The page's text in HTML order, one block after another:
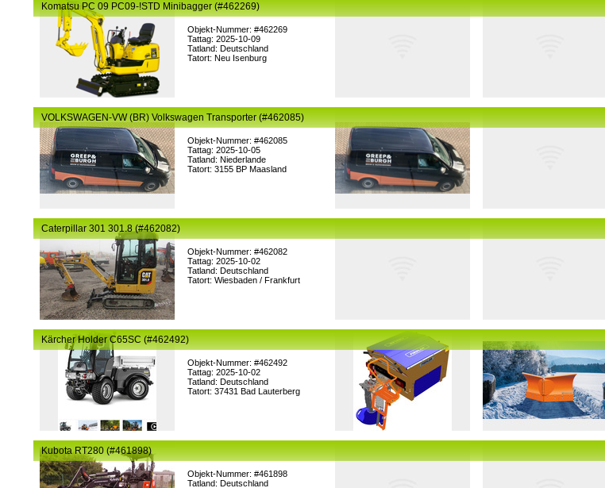
Objekt-Nummer: #462269
Tattag: 2025-10-09
Tatland: Deutschland
Tatort: Neu Isenburg
Komatsu PC 09 PC09-!STD Minibagger (#462269)
Objekt-Nummer: #462085
Tattag: 2025-10-05
Tatland: Niederlande
Tatort: 3155 BP Maasland
VOLKSWAGEN-VW (BR) Volkswagen Transporter (#462085)
Objekt-Nummer: #462082
Tattag: 2025-10-02
Tatland: Deutschland
Tatort: Wiesbaden / Frankfurt
Caterpillar 301 301.8 (#462082)
Objekt-Nummer: #462492
Tattag: 2025-10-02
Tatland: Deutschland
Tatort: 37431 Bad Lauterberg
Kärcher Holder C65SC (#462492)
Objekt-Nummer: #461898
Tatland: Deutschland
Kubota RT280 (#461898)